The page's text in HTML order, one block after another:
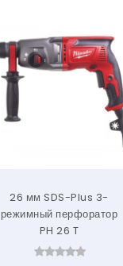
26 мм SDS-Plus 3-
режимный перфоратор
PH 26 T